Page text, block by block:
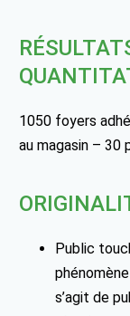
1050 foyers
au magasin – 30
Public
s’agit de